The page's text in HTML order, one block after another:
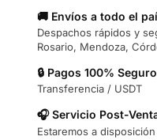
🚚 Envíos a todo el
Despachos rápidos y
Rosario, Mendoza,
🔒 Pagos 100%
Transferencia / USDT
🎧 Servicio Post-
Estaremos a